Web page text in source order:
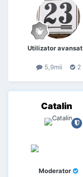
Utilizator avansat
5,9mii 2
Catalin
Moderator